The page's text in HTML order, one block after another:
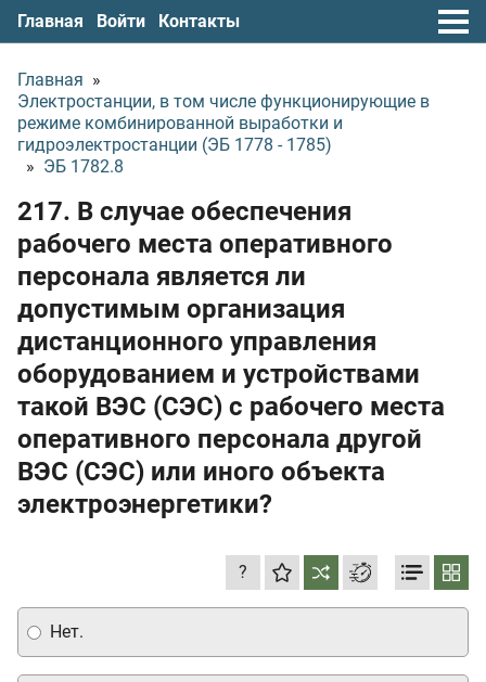
Главная Войти Контакты
Главная »
Электростанции, в том числе функционирующие в
режиме комбинированной выработки и
гидроэлектростанции (ЭБ 1778 - 1785)
» ЭБ 1782.8
217. В случае обеспечения
рабочего места оперативного
персонала является ли
допустимым организация
дистанционного управления
оборудованием и устройствами
такой ВЭС (СЭС) с рабочего места
оперативного персонала другой
ВЭС (СЭС) или иного объекта
электроэнергетики?
?
Нет.